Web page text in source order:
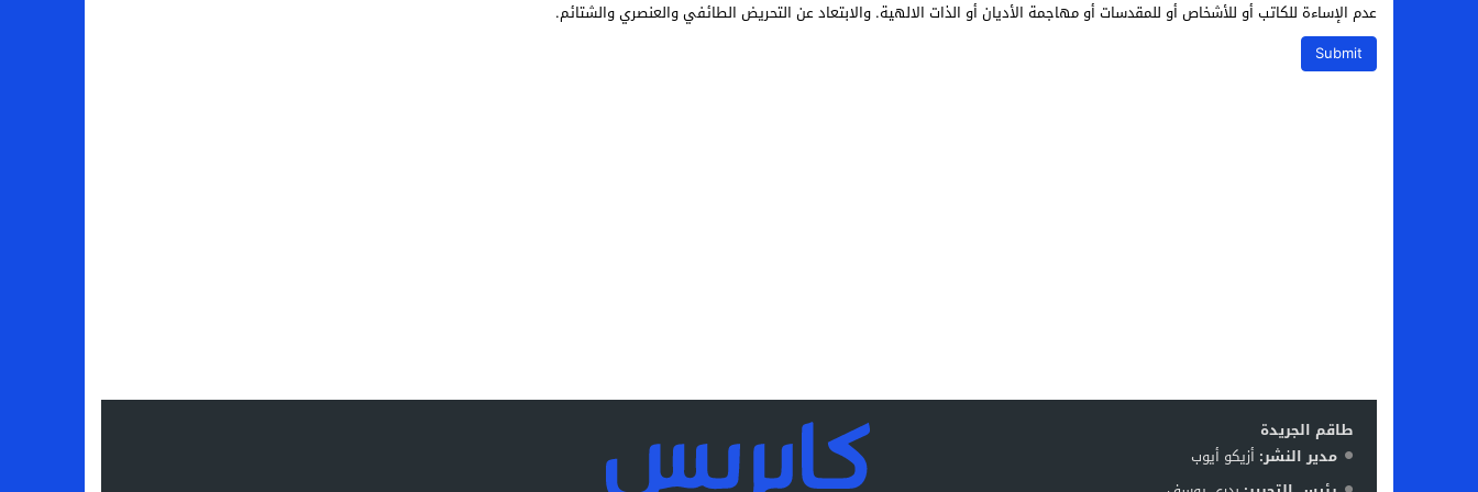
عدم الإساءة للكاتب أو للأشخاص أو للمقدسات أو مهاجمة الأديان أو الذات الالهية. والابتعاد عن التحريض الطائفي والعنصري والشتائم.
طاقم الجريدة
مدير النشر: أزيكو أيوب